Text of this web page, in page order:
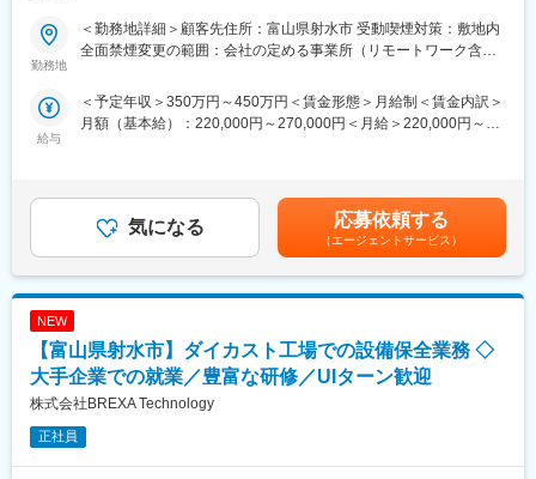
当社独占のプロジェクトも多数あり、当社だからこそ挑戦できる
仕事があります。
同業他社では希望する仕事があっても、会社の都合で挑戦できな
いという事も転職理由の1つです。
エンジニアの遣り甲斐を大切にする当社だからこその取り組みで
す。
■月残業20時間程度：
当社から配属の企業様については残業が多くなる企業様が少な
況となっています。
また過度な残業は発生の場合は、案件担当の営業から法人顧客に
対して、残業改善の是正対応も行っています。
■スキルUPで給与もUP：
スキルを上げてより難易度の高いプロジェクトへ配属をされる事
で給与も上がる仕組みを取っています。定性的な評価のみではな
幅を広げたい方へ≫
■業務詳細：
・計装機器の点検、整備
・PLCのソフト設計、改造
まずは先輩社員の元で業務フローを学びます。
電気工事士資格や保全業務の経験をお持ちの方、大歓迎◎
ご応募をお待ちしております。
■使用ツール：
一般工具
■当社だからこそ実現できるエンジニアとしての未来がある：
＜お取引社数3,900社＞
同業他社と比較をしても圧倒的なお取引社数を誇る当社。
勤務地
＜勤務地詳細＞顧客先住所：富山県射水市 受動喫煙対策：敷地内
全面禁煙変更の範囲：会社の定める事業所（リモートワーク含
給与
＜予定年収＞350万円～450万円＜賃金形態＞月給制＜賃金内訳＞
月額（基本給）：220,000円～270,000円＜月給＞220,000円～
年目 年収440～460万円8年目 年収550～570万円20年目 年
収1000万円超※金額はあくまでも目安です。賃金はあくまでも目
安の金額であり、選考を通じて上下する可能性があります。月給
(月額)は固定手当を含めた表記です。
気になる 応募依頼する
（エージェントサービス）
NEW
【富山県射水市】ダイカスト工場での設備保全業務 ◇
大手企業での就業／豊富な研修／UIターン歓迎
株式会社BREXA Technology
正社員